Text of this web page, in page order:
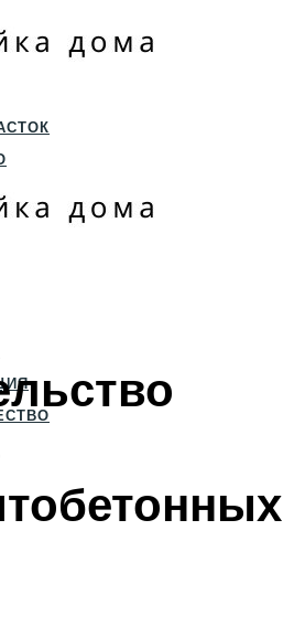
И ЦОКОЛЬ
И СТЕНЫ